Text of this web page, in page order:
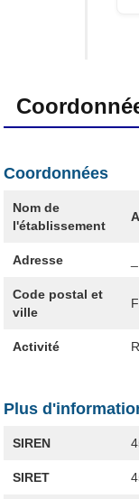
Coordonnées
Nom de
l'établissement
Adresse
Code postal et
ville
Activité
Plus
SIREN
SIRET